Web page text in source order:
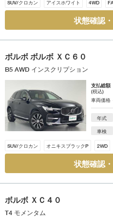
SUV/クロカン アイスホワイト 4WD
状態確認
ボルボ ボルボ ＸＣ６０
B5 AWD インスクリプション
支払総額
(税込)
車両価格
年式
車検
SUV/クロカン オニキスブラックP 2WD
状態確認
ボルボ ＸＣ４０
T4 モメンタム